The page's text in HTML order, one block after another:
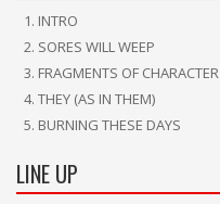
INTRO
SORES WILL WEEP
FRAGMENTS OF CHARACTER
THEY (AS IN THEM)
BURNING THESE DAYS
LINE UP